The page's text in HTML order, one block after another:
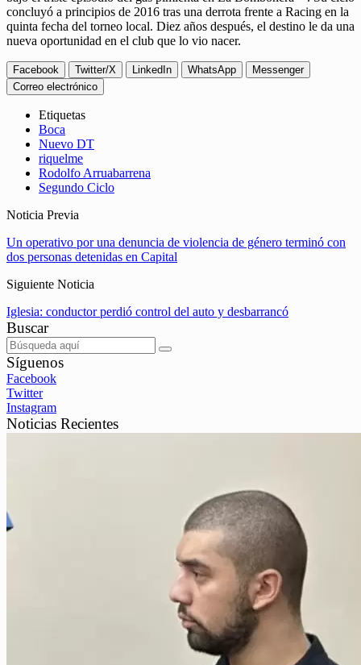
concluyó a principios de 2016 tras una derrota frente a Racing en la
quinta fecha del torneo local. Diez años después, el destino le da una
nueva oportunidad en el club que lo vio nacer.
Facebook Twitter/X LinkedIn WhatsApp
Messenger
Correo electrónico
Etiquetas
Boca
Nuevo DT
riquelme
Rodolfo Arruabarrena
Segundo Ciclo
Noticia Previa
Un operativo por una denuncia de violencia de género terminó con
dos personas detenidas en Capital
Siguiente Noticia
Iglesia: conductor perdió control del auto y desbarrancó
Buscar
Síguenos
Facebook
Twitter
Instagram
Noticias Recientes